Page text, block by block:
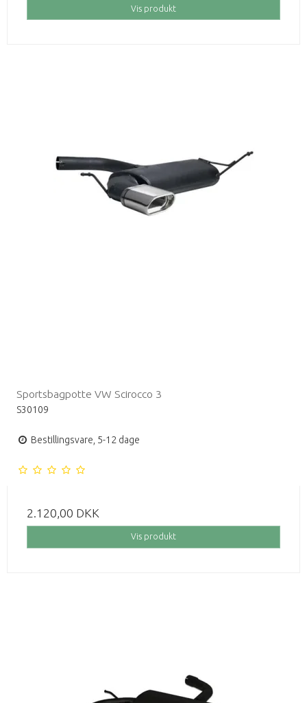
Vis produkt
Sportsbagpotte VW Scirocco 3
S30109
Bestillingsvare, 5-12 dage
2.120,00 DKK
Vis produkt